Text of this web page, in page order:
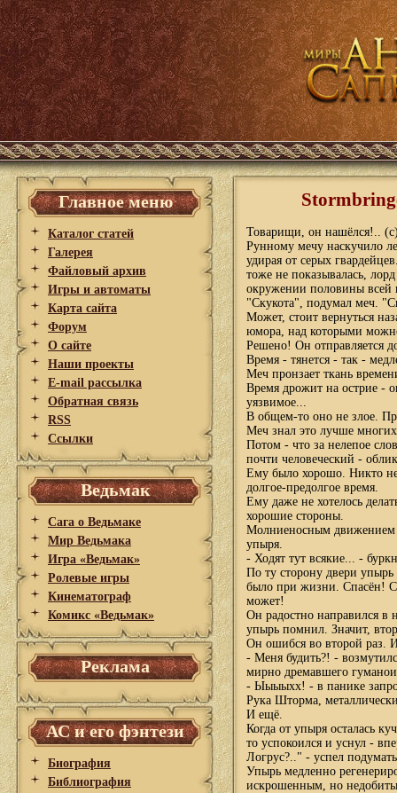
Главное меню
Каталог статей
Галерея
Файловый архив
Игры и автоматы
Карта сайта
Форум
О сайте
Наши проекты
E-mail рассылка
Обратная связь
RSS
Ссылки
Ведьмак
Сага о Ведьмаке
Мир Ведьмака
Игра «Ведьмак»
Ролевые игры
Кинематограф
Комикс «Ведьмак»
Реклама
АС и его фэнтези
Биография
Библиография
Товарищи, он нашёлся!..
Рунному мечу наскучило
удирая от серых
тоже не показывалась,
окружении половины всей
"Скукота", подумал меч.
Может, стоит вернуться
юмора, над которыми
Решено! Он отправляется
Время - тянется - так -
Меч пронзает ткань
Время дрожит на острие -
уязвимое...
В общем-то оно не злое.
Меч знал это лучше
Потом - что за нелепое
почти человеческий -
Ему было хорошо. Никто
долгое-предолгое время.
Ему даже не хотелось
хорошие стороны.
Молниеносным движением
упыря.
- Ходят тут всякие... -
По ту сторону двери упырь
было при жизни. Спасён!
может!
Он радостно направился в
упырь помнил. Значит,
Он ошибся во второй раз.
- Меня будить?! -
мирно дремавшего
- Ыыыыхх! - в панике
Рука Шторма,
И ещё.
Когда от упыря осталась
то успокоился и уснул -
Логрус?.." - успел
Упырь медленно
искрошенным, но